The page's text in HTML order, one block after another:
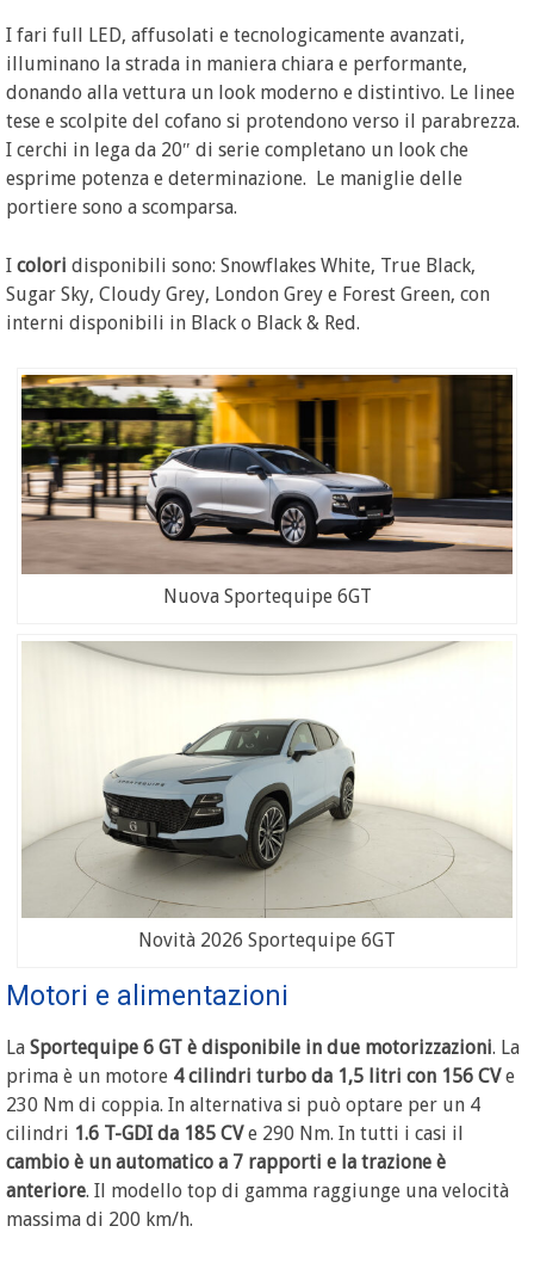
I fari full LED, affusolati e tecnologicamente avanzati,
illuminano la strada in maniera chiara e performante,
donando alla vettura un look moderno e distintivo. Le linee
tese e scolpite del cofano si protendono verso il parabrezza.
I cerchi in lega da 20″ di serie completano un look che
esprime potenza e determinazione. Le maniglie delle
portiere sono a scomparsa.
I colori disponibili sono: Snowflakes White, True Black,
Sugar Sky, Cloudy Grey, London Grey e Forest Green, con
interni disponibili in Black o Black & Red.
Nuova Sportequipe 6GT
Novità 2026 Sportequipe 6GT
Motori e alimentazioni
La Sportequipe 6 GT è disponibile in due motorizzazioni. La
prima è un motore 4 cilindri turbo da 1,5 litri con 156 CVe
230 Nm di coppia. In alternativa si può optare per un 4
cilindri 1.6 T-GDI da 185 CVe 290 Nm. In tutti i casi il
cambio è un automatico a 7 rapporti e la trazione è
anteriore. Il modello top di gamma raggiunge una velocità
massima di 200 km/h.